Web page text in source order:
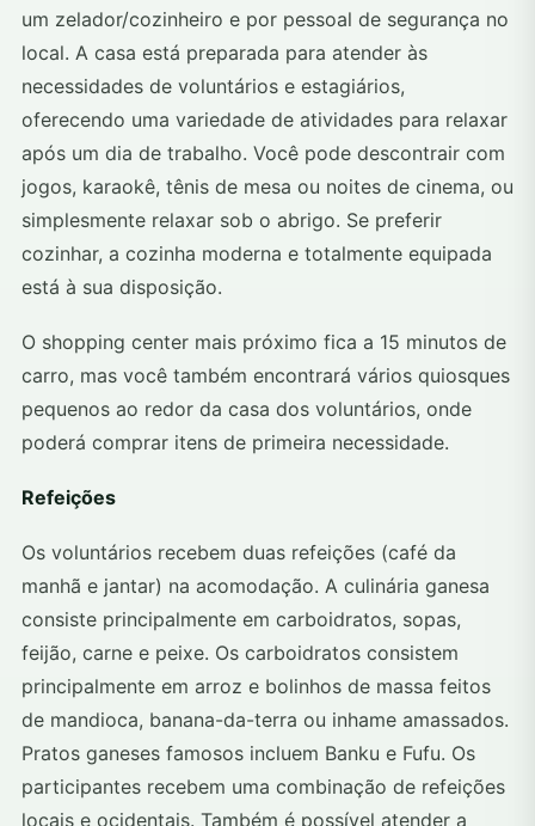
um zelador/cozinheiro e por pessoal de segurança no
local. A casa está preparada para atender às
necessidades de voluntários e estagiários,
oferecendo uma variedade de atividades para relaxar
após um dia de trabalho. Você pode descontrair com
jogos, karaokê, tênis de mesa ou noites de cinema, ou
simplesmente relaxar sob o abrigo. Se preferir
cozinhar, a cozinha moderna e totalmente equipada
está à sua disposição.
O shopping center mais próximo fica a 15 minutos de
carro, mas você também encontrará vários quiosques
pequenos ao redor da casa dos voluntários, onde
poderá comprar itens de primeira necessidade.
Refeições
Os voluntários recebem duas refeições (café da
manhã e jantar) na acomodação. A culinária ganesa
consiste principalmente em carboidratos, sopas,
feijão, carne e peixe. Os carboidratos consistem
principalmente em arroz e bolinhos de massa feitos
de mandioca, banana-da-terra ou inhame amassados.
Pratos ganeses famosos incluem Banku e Fufu. Os
participantes recebem uma combinação de refeições
locais e ocidentais. Também é possível atender a